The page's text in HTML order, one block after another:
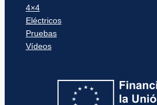
4×4
Eléctricos
Pruebas
Vídeos